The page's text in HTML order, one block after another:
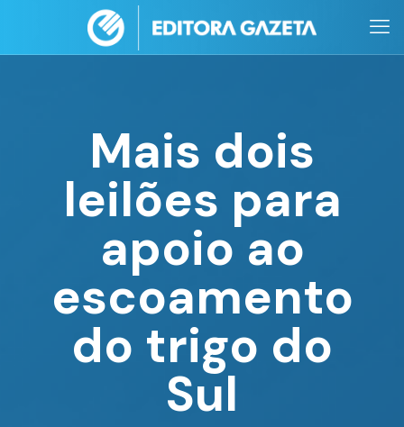
Mais dois
leilões para
apoio ao
escoamento
do trigo do
Sul